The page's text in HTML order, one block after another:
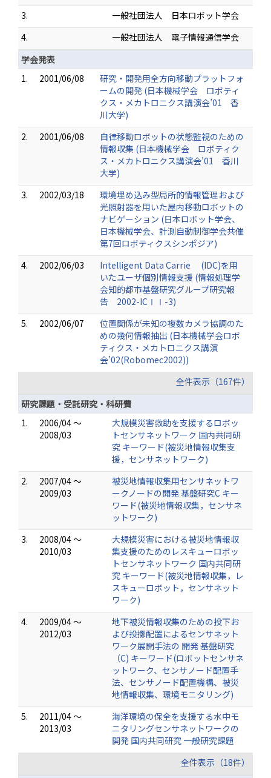
3.
一般社団法人 日本ロボット学会
4.
一般社団法人 電子情報通信学会
学会発表
1.
2001/06/08
研究・開発用全方向移動プラットフォ
ームの開発 (日本機械学会 ロボティ
クス・メカトロニクス講演会’01 香
川大学)
2.
2001/06/08
自律移動ロボットの状態監視のための
情報収集 (日本機械学会 ロボティク
ス・メカトロニクス講演会’01 香川
大学)
3.
2002/03/18
環境埋め込み型局所的情報管理および
光照射器を用いた屋内移動ロボットの
ナビゲーション (日本ロボット学会、
日本機械学会、計測自動制御学会共催
第7回ロボティクスシンポジア)
4.
2002/06/03
Intelligent Data Carrie (IDC)を用
いたユーザ個別情報支援 (情報処理学
会知的都市基盤研究グループ研究報
告 2002-ICⅠⅠ-3)
5.
2002/06/07
位置関係が未知の複数カメラ協調のた
めの幾何情報抽出 (日本機械学会ロボ
ティクス・メカトロニクス講演
会’02(Robomec2002))
全件表示（167件）
研究課題・受託研究・科研費
1.
2006/04 ～
2008/03
大規模災害救助を支援するロボッ
トセンサネットワーク 国内共同研
究 キーワード(被災地情報収集支
援，センサネットワーク)
2.
2007/04 ～
2009/03
被災地情報収集用センサネットワ
ークノードの開発 基盤研究C キー
ワード(被災地情報収集，センサネ
ットワーク)
3.
2008/04 ～
2010/03
大規模災害における被災地情報収
集支援のためのレスキューロボッ
トセンサネットワーク 国内共同研
究 キーワード(被災地情報収集，レ
スキューロボット，センサネット
ワーク)
4.
2009/04 ～
2012/03
地下被災情報収集のための投下お
よび投擲配置によるセンサネット
ワーク展開手法の 開発 基盤研究
（C) キーワード(ロボットセンサネ
ットワーク、センサノード配置手
法、センサノード配置機構、被災
地情報収集、環境モニタリング)
5.
2011/04 ～
2013/03
海洋環境の保全を支援する水中モ
ニタリングセンサネットワークの
開発 国内共同研究 一般研究課題
全件表示（18件）